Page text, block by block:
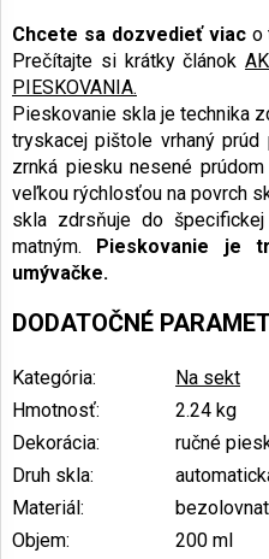
Chcete sa dozvedieť viaco
Prečítajte si krátky článok
PIESKOVANIA.
Pieskovanie skla je technika
tryskacej pištole vrhaný
zrnká piesku nesené
veľkou rýchlosťou na povrch
skla zdrsňuje do
matným.
Pieskovanie je
umývačke.
DODATOČNÉ
Kategória:
Na sekt
Hmotnosť:
2.24 kg
Dekorácia:
ručné
Druh skla:
Materiál:
Objem:
200 ml